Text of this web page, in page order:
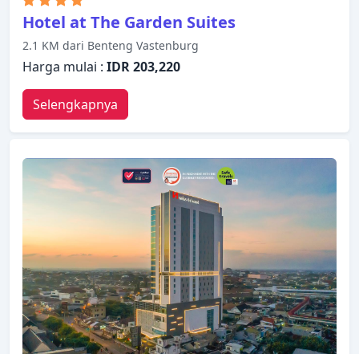
Hotel at The Garden Suites
2.1 KM dari Benteng Vastenburg
Harga mulai : IDR 203,220
Selengkapnya